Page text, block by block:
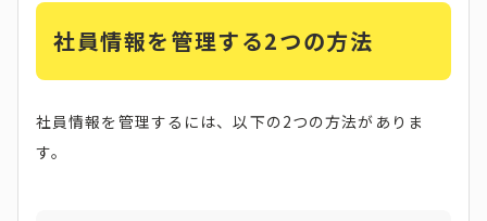
社員情報を管理する2つの方法
社員情報を管理するには、以下の2つの方法がありま
す。